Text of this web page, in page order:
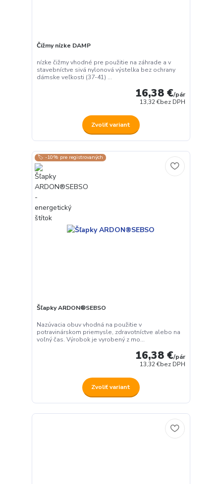
Čižmy nízke DAMP
nízke čižmy vhodné pre použitie na záhrade a v
stavebníctve sivá nylonová výstelka bez ochrany
dámske veľkosti (37-41) ...
16,38 €/pár
13,32 €bez DPH
Zvoliť variant
🏷️ -10% pre registrovaných
Šľapky ARDON®SEBSO
Nazúvacia obuv vhodná na použitie v
potravinárskom priemysle, zdravotníctve alebo na
voľný čas. Výrobok je vyrobený z mo...
16,38 €/pár
13,32 €bez DPH
Zvoliť variant